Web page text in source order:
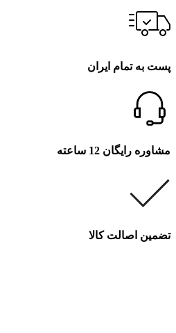
پست به تمام ایران
مشاوره رایگان 12 ساعته
تضمین اصالت کالا